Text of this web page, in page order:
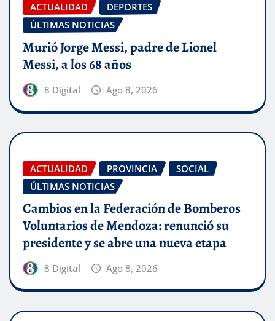
ACTUALIDAD
DEPORTES
ÚLTIMAS NOTICIAS
Murió Jorge Messi, padre de Lionel
Messi, a los 68 años
8 Digital Ago 8, 2026
ACTUALIDAD PROVINCIA
SOCIAL
ÚLTIMAS NOTICIAS
Cambios en la Federación de Bomberos
Voluntarios de Mendoza: renunció su
presidente y se abre una nueva etapa
8 Digital Ago 8, 2026